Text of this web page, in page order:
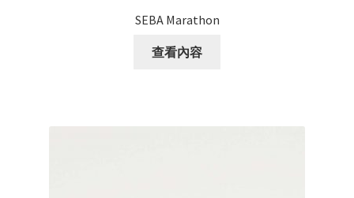
SEBA Marathon
查看內容